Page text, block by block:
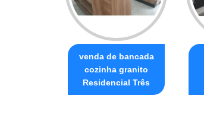
venda de bancada
cozinha granito
Residencial Três